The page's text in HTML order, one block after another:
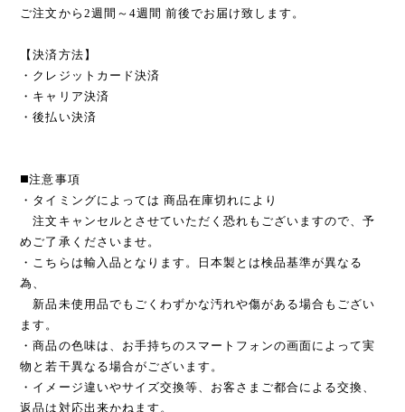
ご注文から2週間～4週間 前後でお届け致します。
【決済方法】
・クレジットカード決済
・キャリア決済
・後払い決済
◼️注意事項
・タイミングによっては 商品在庫切れにより
注文キャンセルとさせていただく恐れもございますので、予
めご了承くださいませ。
・こちらは輸入品となります。日本製とは検品基準が異なる
為、
新品未使用品でもごくわずかな汚れや傷がある場合もござい
ます。
・商品の色味は、お手持ちのスマートフォンの画面によって実
物と若干異なる場合がございます。
・イメージ違いやサイズ交換等、お客さまご都合による交換、
返品は対応出来かねます。